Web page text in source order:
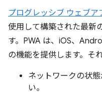
プログレッシブ ウェブア
使用して構築された最新
す。PWA は、iOS、
の機能を提供します。そ
ネットワークの状
い。